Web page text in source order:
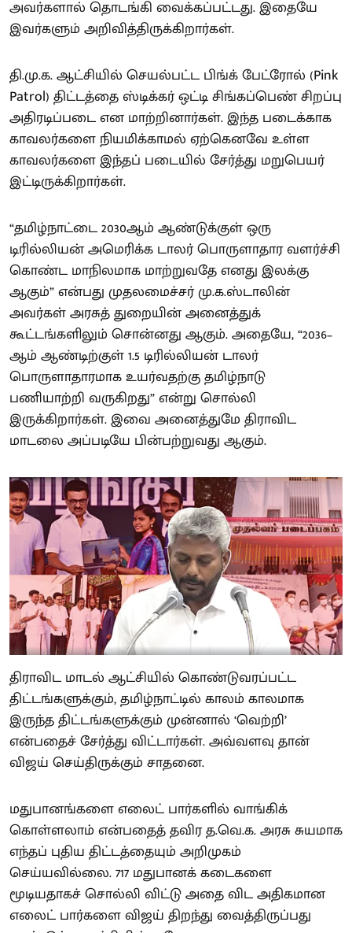
அவர்களால் தொடங்கி வைக்கப்பட்டது. இதையே
இவர்களும் அறிவித்திருக்கிறார்கள்.
தி.மு.க. ஆட்சியில் செயல்பட்ட பிங்க் பேட்ரோல் (Pink
Patrol) திட்டத்தை ஸ்டிக்கர் ஒட்டி சிங்கப்பெண் சிறப்பு
அதிரடிப்படை என மாற்றினார்கள். இந்த படைக்காக
காவலர்களை நியமிக்காமல் ஏற்கெனவே உள்ள
காவலர்களை இந்தப் படையில் சேர்த்து மறுபெயர்
இட்டிருக்கிறார்கள்.
“தமிழ்நாட்டை 2030ஆம் ஆண்டுக்குள் ஒரு
டிரில்லியன் அமெரிக்க டாலர் பொருளாதார வளர்ச்சி
கொண்ட மாநிலமாக மாற்றுவதே எனது இலக்கு
ஆகும்” என்பது முதலமைச்சர் மு.க.ஸ்டாலின்
அவர்கள் அரசுத் துறையின் அனைத்துக்
கூட்டங்களிலும் சொன்னது ஆகும். அதையே, “2036–
ஆம் ஆண்டிற்குள் 1.5 டிரில்லியன் டாலர்
பொருளாதாரமாக உயர்வதற்கு தமிழ்நாடு
பணியாற்றி வருகிறது” என்று சொல்லி
இருக்கிறார்கள். இவை அனைத்துமே திராவிட
மாடலை அப்படியே பின்பற்றுவது ஆகும்.
திராவிட மாடல் ஆட்சியில் கொண்டுவரப்பட்ட
திட்டங்களுக்கும், தமிழ்நாட்டில் காலம் காலமாக
இருந்த திட்டங்களுக்கும் முன்னால் ‘வெற்றி’
என்பதைச் சேர்த்து விட்டார்கள். அவ்வளவு தான்
விஜய் செய்திருக்கும் சாதனை.
மதுபானங்களை எலைட் பார்களில் வாங்கிக்
கொள்ளலாம் என்பதைத் தவிர த.வெ.க. அரசு சுயமாக
எந்தப் புதிய திட்டத்தையும் அறிமுகம்
செய்யவில்லை. 717 மதுபானக் கடைகளை
மூடியதாகச் சொல்லி விட்டு அதை விட அதிகமான
எலைட் பார்களை விஜய் திறந்து வைத்திருப்பது